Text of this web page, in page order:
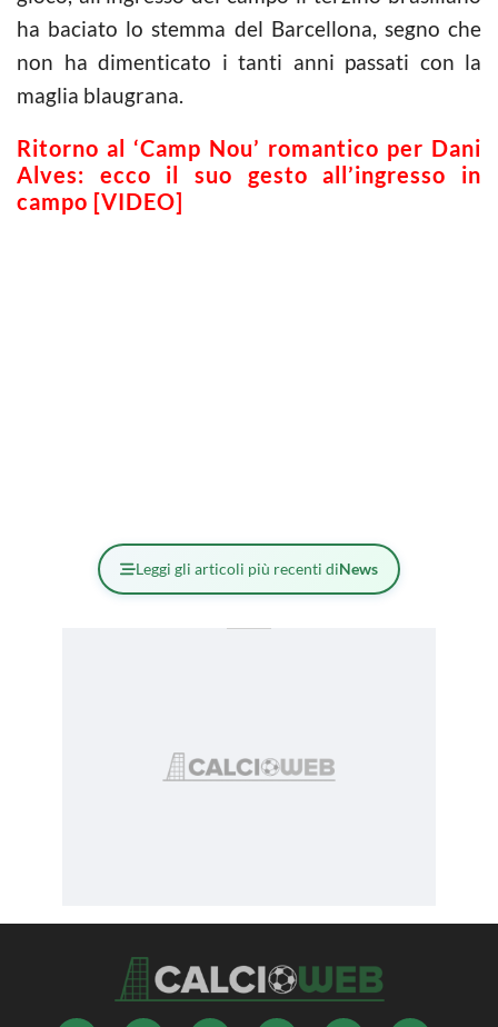
ha baciato lo stemma del Barcellona, segno che
non ha dimenticato i tanti anni passati con la
maglia blaugrana.
Ritorno al ‘Camp Nou’ romantico per Dani
Alves: ecco il suo gesto all’ingresso in
campo [VIDEO]
Leggi gli articoli più recenti diNews